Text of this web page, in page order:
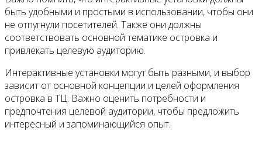
быть удобными и простыми в использовании, чтобы они
не отпугнули посетителей. Также они должны
соответствовать основной тематике островка и
привлекать целевую аудиторию.
Интерактивные установки могут быть разными, и выбор
зависит от основной концепции и целей оформления
островка в ТЦ. Важно оценить потребности и
предпочтения целевой аудитории, чтобы предложить
интересный и запоминающийся опыт.